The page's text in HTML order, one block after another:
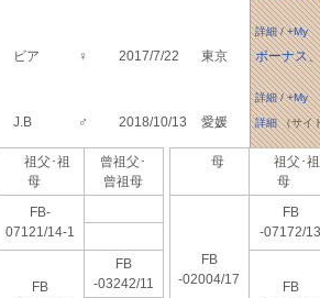
詳細/+My
ビア ♀ 2017/7/22 東京 ボーナス
詳細/+My
J.B ♂ 2018/10/13 愛媛 詳細（サイ
祖父･祖
母
曾祖父･
曾祖母
FB-
07121/14-1
FB
FB
-03242/11
母
祖父･祖
母
FB
-02004/17
FB
-07172/13
FB